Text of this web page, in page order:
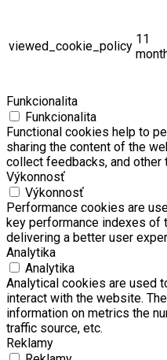
viewed_cookie_policy 11
Funkcionalita
Funkcionalita
Functional cookies help to
sharing the content of the
collect feedbacks, and other
Výkonnosť
Výkonnosť
Performance cookies are
key performance indexes of
delivering a better user
Analytika
Analytika
Analytical cookies are used
interact with the website.
information on metrics the
traffic source, etc.
Reklamy